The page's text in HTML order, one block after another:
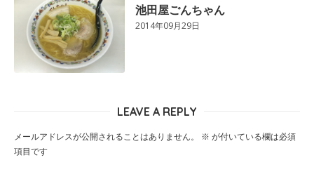
池田屋ごんちゃん
2014年09月29日
LEAVE A REPLY
メールアドレスが公開されることはありません。 ※ が付いている欄は必須
項目です